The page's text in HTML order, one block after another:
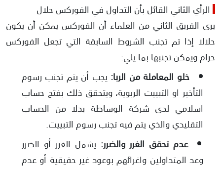
الرأي الثاني القائل بأن التداول في الفوركس حلال
يرى الفريق الثاني من العلماء أن الفوركس يمكن أن يكون
حلالا إذا تم تجنب الشروط السابقة التي تجعل الفوركس
حرام ويمكن تجنبها بما يلي:
خلو المعاملة من الربا: يجب أن يتم تجنب رسوم
التأخير او التبييت الربوية، ويتحقق ذلك بفتح حساب
اسلامي لدى شركة الوساطة بدلا من الحساب
التقليدي والذي يتم فيه تجنب رسوم التبييت.
عدم تحقق الغرر والضرر: يشمل الغرر أو الضرر
وعد المتداولين واغرائهم بوعود غير حقيقية أو عدم